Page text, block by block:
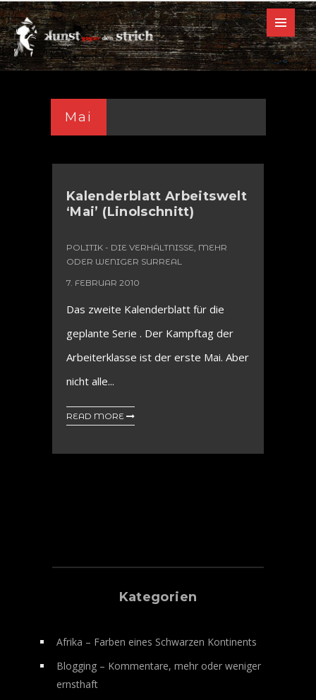
Mai
Kalenderblatt Arbeitswelt
‘Mai’ (Linolschnitt)
POLITIK - DIE VERHÄLTNISSE, MEHR
ODER WENIGER SURREAL
7. FEBRUAR 2010
Das zweite Kalenderblatt für die
geplante Serie . Der Kampftag der
Arbeiterklasse ist der erste Mai. Aber
nicht alle...
READ MORE
Kategorien
Afrika – Farben eines Schwarzen Kontinents
Blogging – Kommentare, mehr oder weniger
ernsthaft